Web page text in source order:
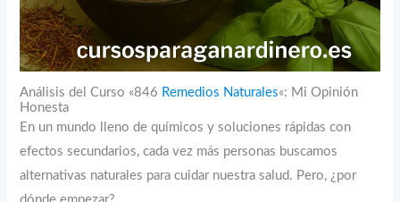
Análisis del Curso «846 Remedios Naturales«: Mi Opinión
Honesta
En un mundo lleno de químicos y soluciones rápidas con
efectos secundarios, cada vez más personas buscamos
alternativas naturales para cuidar nuestra salud. Pero, ¿por